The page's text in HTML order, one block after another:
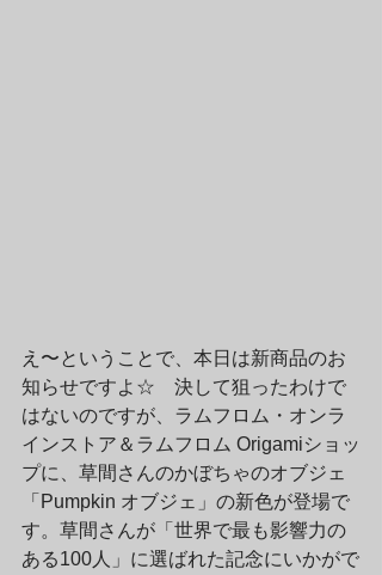
え〜ということで、本日は新商品のお
知らせですよ☆　決して狙ったわけで
はないのですが、ラムフロム・オンラ
インストア＆ラムフロム Origamiショッ
プに、草間さんのかぼちゃのオブジェ
「Pumpkin オブジェ」の新色が登場で
す。草間さんが「世界で最も影響力の
ある100人」に選ばれた記念にいかがで